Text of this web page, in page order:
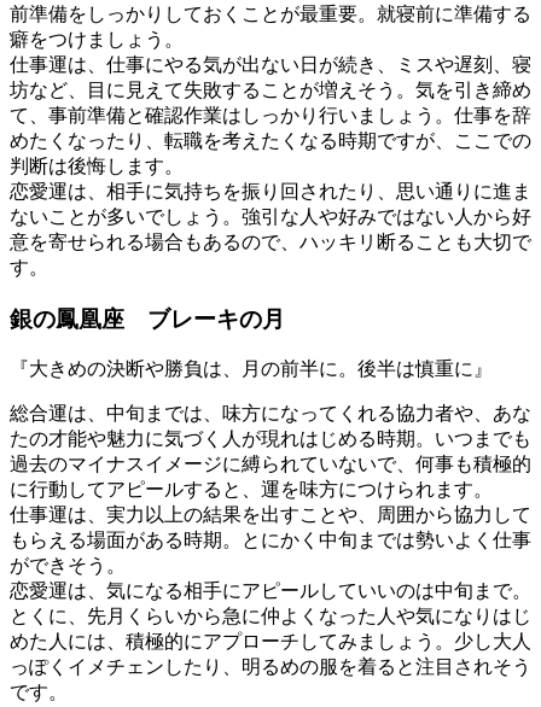
前準備をしっかりしておくことが最重要。就寝前に準備する
癖をつけましょう。
仕事運は、仕事にやる気が出ない日が続き、ミスや遅刻、寝
坊など、目に見えて失敗することが増えそう。気を引き締め
て、事前準備と確認作業はしっかり行いましょう。仕事を辞
めたくなったり、転職を考えたくなる時期ですが、ここでの
判断は後悔します。
恋愛運は、相手に気持ちを振り回されたり、思い通りに進ま
ないことが多いでしょう。強引な人や好みではない人から好
意を寄せられる場合もあるので、ハッキリ断ることも大切で
す。
銀の鳳凰座 ブレーキの月
『大きめの決断や勝負は、月の前半に。後半は慎重に』
総合運は、中旬までは、味方になってくれる協力者や、あな
たの才能や魅力に気づく人が現れはじめる時期。いつまでも
過去のマイナスイメージに縛られていないで、何事も積極的
に行動してアピールすると、運を味方につけられます。
仕事運は、実力以上の結果を出すことや、周囲から協力して
もらえる場面がある時期。とにかく中旬までは勢いよく仕事
ができそう。
恋愛運は、気になる相手にアピールしていいのは中旬まで。
とくに、先月くらいから急に仲よくなった人や気になりはじ
めた人には、積極的にアプローチしてみましょう。少し大人
っぽくイメチェンしたり、明るめの服を着ると注目されそう
です。